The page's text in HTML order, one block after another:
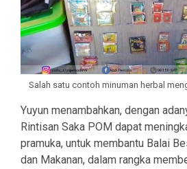
Salah satu contoh minuman herbal
Yuyun menambahkan, dengan
Rintisan Saka POM dapat
pramuka, untuk membantu Balai
dan Makanan, dalam rangka